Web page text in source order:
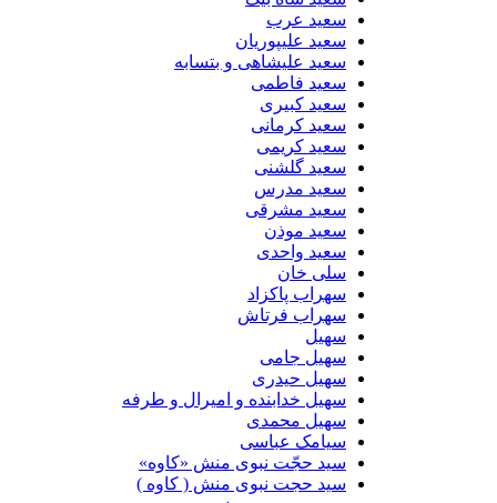
سعید عرب
سعید علیپوریان
سعید علیشاهی و بتسابه
سعید فاطمی
سعید کبیری
سعید کرمانی
سعید کریمی
سعید گلشنی
سعید مدرس
سعید مشرقی
سعید موذن
سعید واحدی
سلی خان
سهراب پاکزاد
سهراب فرتاش
سهیل
سهیل جامی
سهیل حیدری
سهیل خدابنده و امیرال و طرفه
سهیل محمدی
سیامک عباسی
سید حجّت نبوی منش «کاوه»
سید حجت نبوی منش ( کاوه )